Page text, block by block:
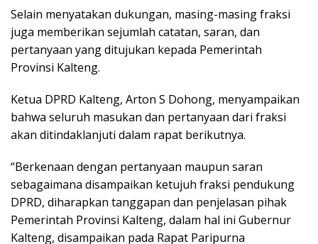
Selain menyatakan dukungan, masing-masing fraksi
juga memberikan sejumlah catatan, saran, dan
pertanyaan yang ditujukan kepada Pemerintah
Provinsi Kalteng.
Ketua DPRD Kalteng, Arton S Dohong, menyampaikan
bahwa seluruh masukan dan pertanyaan dari fraksi
akan ditindaklanjuti dalam rapat berikutnya.
“Berkenaan dengan pertanyaan maupun saran
sebagaimana disampaikan ketujuh fraksi pendukung
DPRD, diharapkan tanggapan dan penjelasan pihak
Pemerintah Provinsi Kalteng, dalam hal ini Gubernur
Kalteng, disampaikan pada Rapat Paripurna